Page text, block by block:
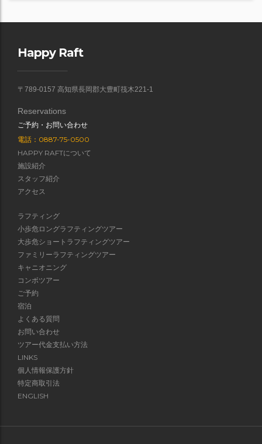
Happy Raft
〒789-0157 高知県長岡郡大豊町筏木221-1
Reservations
ご予約・お問い合わせ
電話：0887-75-0500
HAPPY RAFTについて
施設紹介
スタッフ紹介
アクセス
ラフティング
小歩危ロングラフティングツアー
大歩危ショートラフティングツアー
ファミリーラフティングツアー
キャニオニング
コンボツアー
ご予約
宿泊
よくある質問
お問い合わせ
ツアー代金支払い方法
LINKS
個人情報保護方針
特定商取引法
ENGLISH